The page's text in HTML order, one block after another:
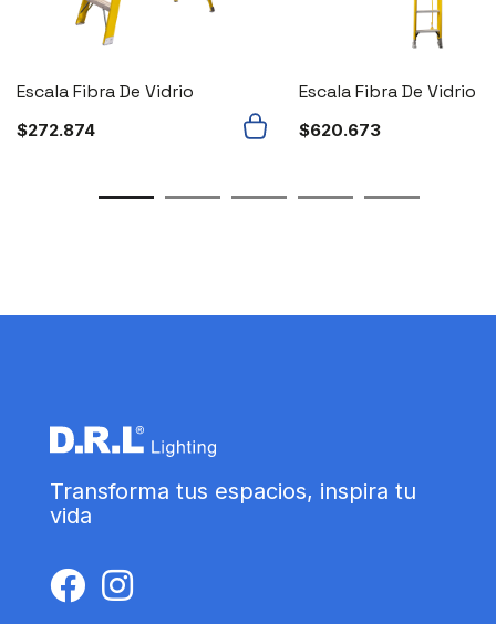
Escala Fibra De Vidrio
$272.874
Escala Fibra De Vidrio
$620.673
Transforma tus espacios, inspira tu
vida